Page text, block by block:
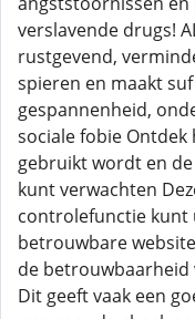
verslavende drugs!
rustgevend,
spieren en maakt
gespannenheid,
sociale fobie
gebruikt wordt en
kunt verwachten
controlefunctie kunt
betrouwbare
de
Dit geeft vaak een